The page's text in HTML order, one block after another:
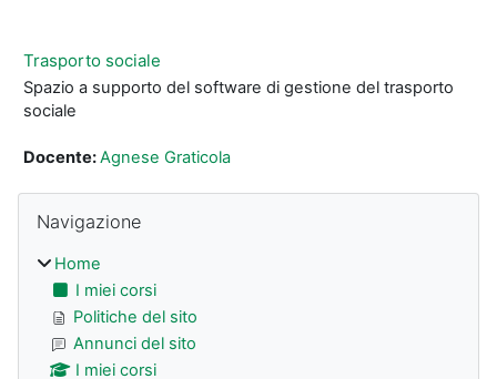
Trasporto sociale
Spazio a supporto del software di gestione del trasporto
sociale
Docente:Agnese Graticola
Blocchi
Navigazione
Home
I miei corsi
Politiche del sito
Annunci del sito
I miei corsi